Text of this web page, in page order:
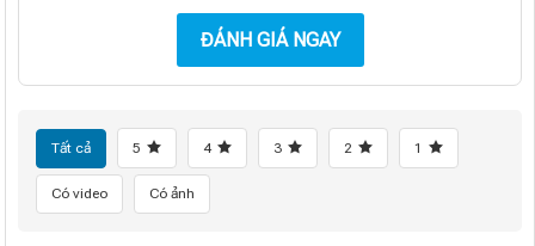
ĐÁNH GIÁ NGAY
Tất cả 5 4 3 2 1
Có video Có ảnh